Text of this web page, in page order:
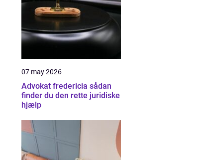
07 may 2026
Advokat fredericia sådan
finder du den rette juridiske
hjælp